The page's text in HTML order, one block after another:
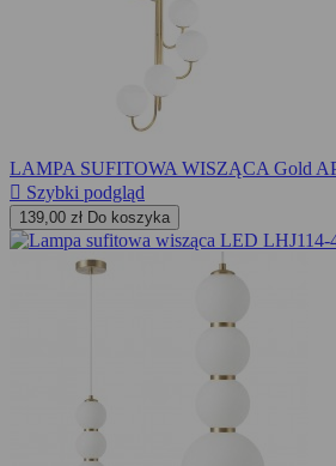
LAMPA SUFITOWA WISZĄCA Gold
 Szybki podgląd
139,00 zł Do koszyka